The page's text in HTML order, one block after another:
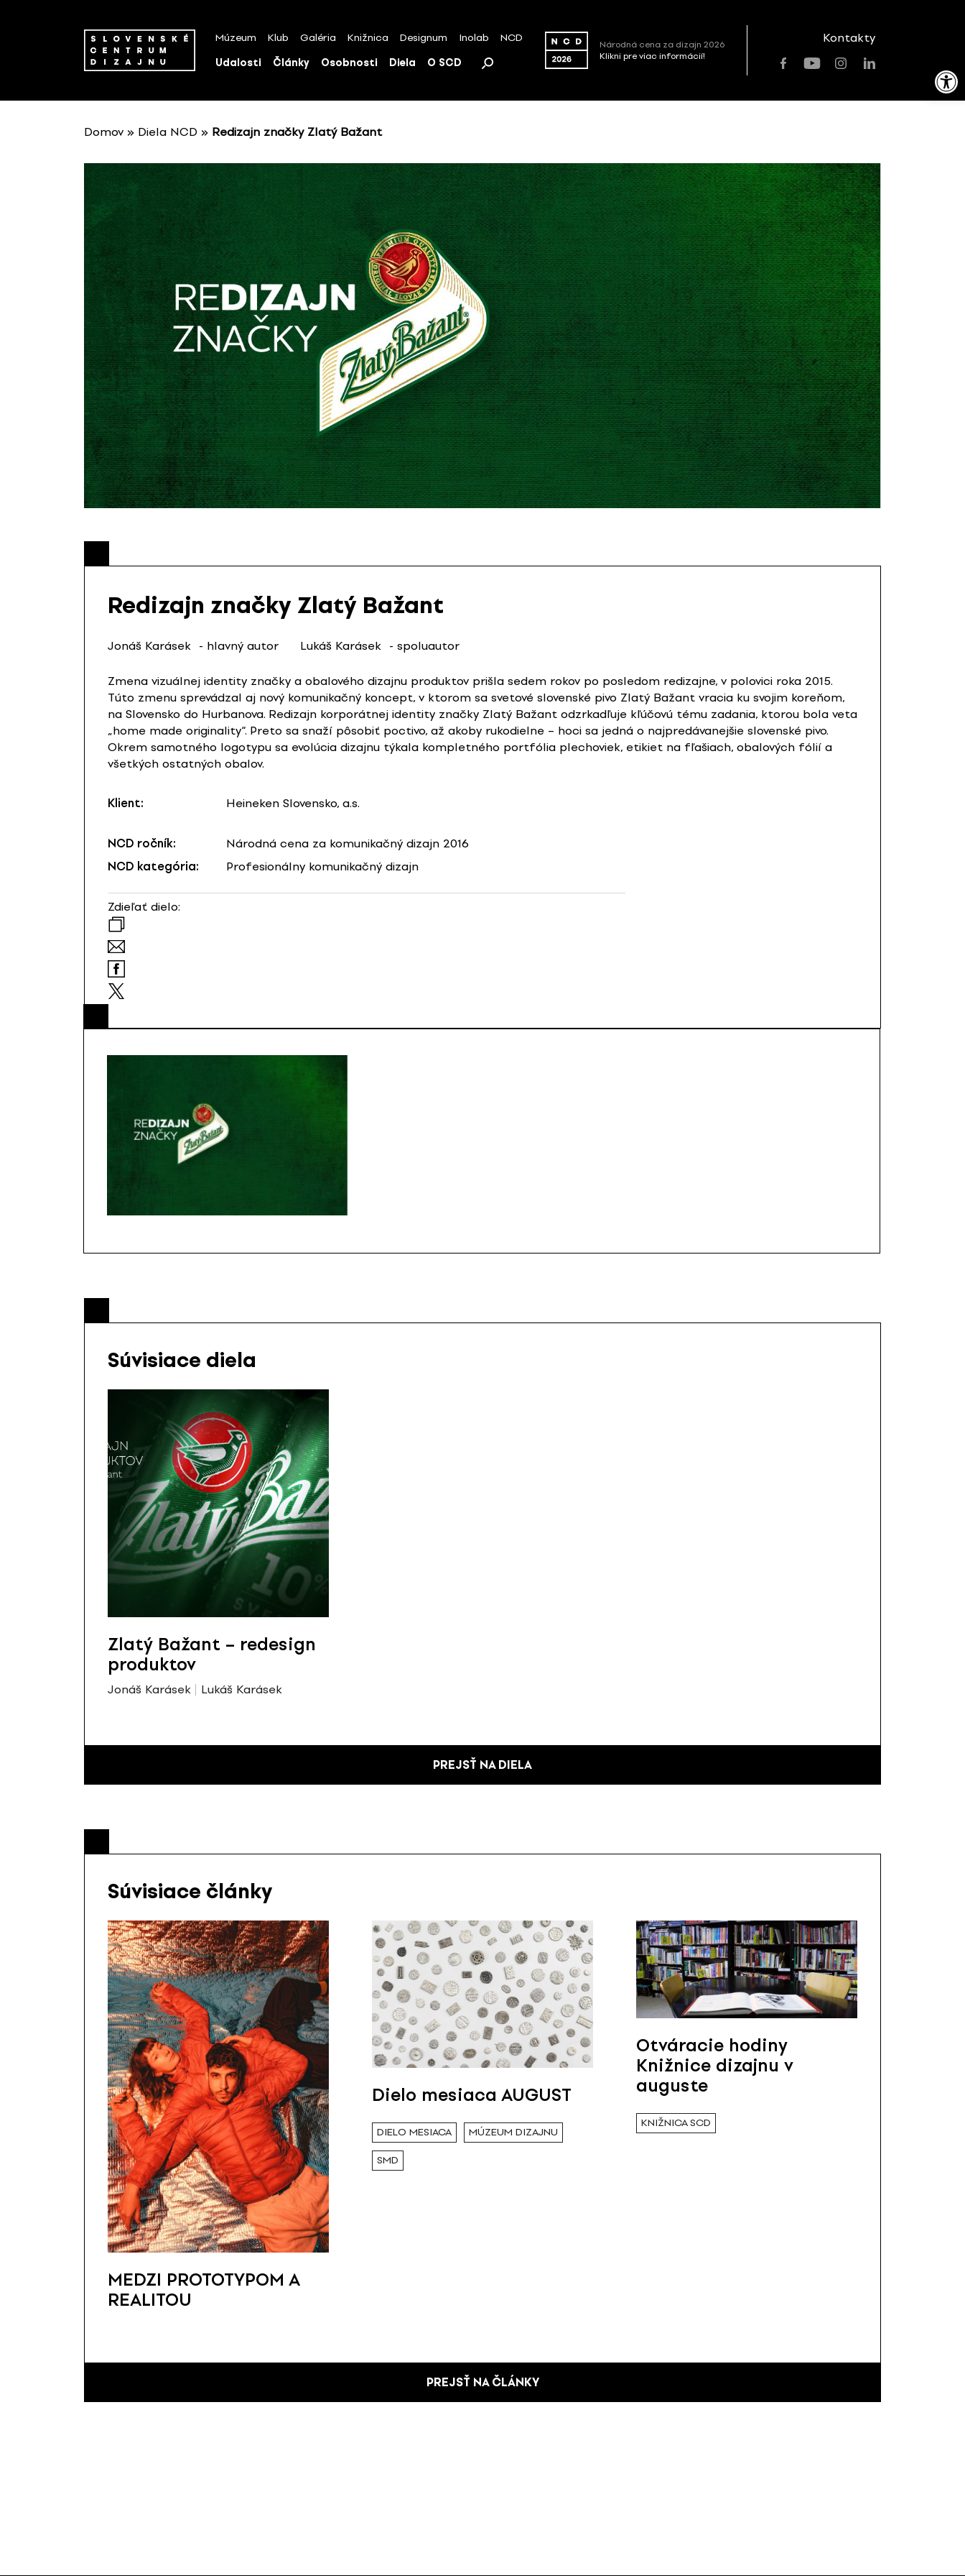
Open toolbar
Múzeum Klub Galéria Knižnica Designum Inolab NCD
Udalosti Články Osobnosti Diela O SCD
Národná cena za dizajn 2026
Klikni pre viac informácií!
Kontakty
Domov » Diela NCD » Redizajn značky Zlatý Bažant
Redizajn značky Zlatý Bažant
Jonáš Karásek - hlavný autor Lukáš Karásek - spoluautor
Zmena vizuálnej identity značky a obalového dizajnu produktov prišla sedem rokov po posledom redizajne, v polovici roka 2015.
Túto zmenu sprevádzal aj nový komunikačný koncept, v ktorom sa svetové slovenské pivo Zlatý Bažant vracia ku svojim koreňom,
na Slovensko do Hurbanova. Redizajn korporátnej identity značky Zlatý Bažant odzrkadľuje kľúčovú tému zadania, ktorou bola veta
„home made originality“. Preto sa snaží pôsobiť poctivo, až akoby rukodielne – hoci sa jedná o najpredávanejšie slovenské pivo.
Okrem samotného logotypu sa evolúcia dizajnu týkala kompletného portfólia plechoviek, etikiet na fľašiach, obalových fólií a
všetkých ostatných obalov.
Klient: Heineken Slovensko, a.s.
NCD ročník:
Národná cena za komunikačný dizajn 2016
NCD kategória:
Profesionálny komunikačný dizajn
Zdieľať dielo:
Súvisiace diela
Zlatý Bažant – redesign
produktov
Jonáš Karásek Lukáš Karásek
PREJSŤ NA DIELA
Súvisiace články
MEDZI PROTOTYPOM A
REALITOU
Dielo mesiaca AUGUST
DIELO MESIACA MÚZEUM DIZAJNU
SMD
Otváracie hodiny
Knižnice dizajnu v
auguste
KNIŽNICA SCD
PREJSŤ NA ČLÁNKY